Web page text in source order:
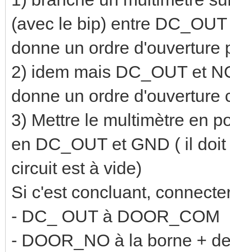
(avec le bip) entre
donne un ordre d'ouverture
2) idem mais DC_OUT et
donne un ordre d'ouverture
3) Mettre le multimètre en
en DC_OUT et GND ( il
circuit est à vide)
Si c'est concluant,
- DC_ OUT à DOOR_COM
- DOOR_NO à la borne +